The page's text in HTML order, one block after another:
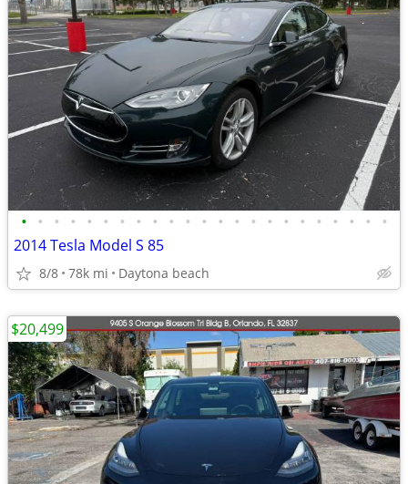
• • • • • • • • • • • • • • • • • • • • • • •
2014 Tesla Model S 85
8/8 78k mi Daytona beach
$20,499